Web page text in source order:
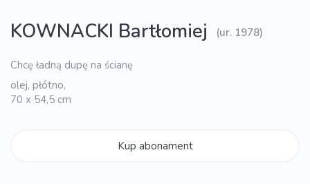
KOWNACKI Bartłomiej (ur. 1978)
Chcę ładną dupę na ścianę
olej, płótno,
70 x 54,5 cm
Kup abonament